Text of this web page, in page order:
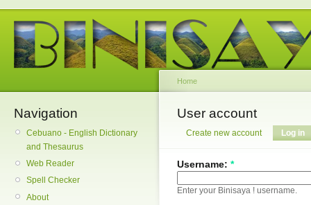
Navigation
Cebuano - English Dictionary
and Thesaurus
Web Reader
Spell Checker
About
Home
User account
Create new account Log in
Username: *
Enter your Binisaya ! username.